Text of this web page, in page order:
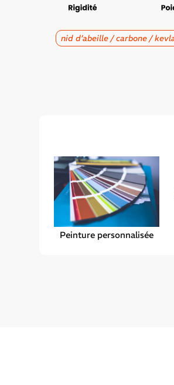
nid d’abeille / carbone /
Peinture personnalisée